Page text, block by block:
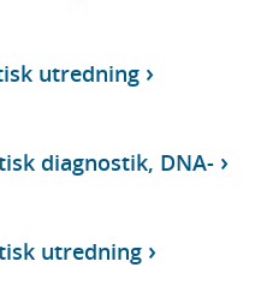
utredning
diagnostik, DNA-
utredning